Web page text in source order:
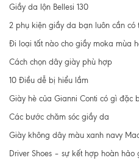
Giầy da lộn Bellesi 130
2 phụ kiện giầy da bạn luôn cần có
Đi loại tất nào cho giầy moka mùa
Cách chọn dây giày phù hợp
10 Điều dễ bị hiểu lầm
Giày hè của Gianni Conti có gì đặc
Các bước chăm sóc giầy da
Giày không dây màu xanh navy
Driver Shoes – sự kết hợp hoàn